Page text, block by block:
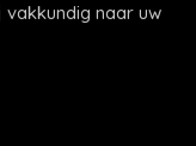
naar uw